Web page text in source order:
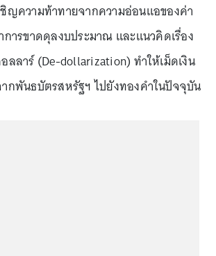
ญความท้าทายจากความอ่อนแอของค่า
ารขาดดุลงบประมาณ และแนวคิดเรื่อง
ลาร์ (De-dollarization) ทำให้เม็ดเงิน
กพันธบัตรสหรัฐฯ ไปยังทองคำในปัจจุบัน